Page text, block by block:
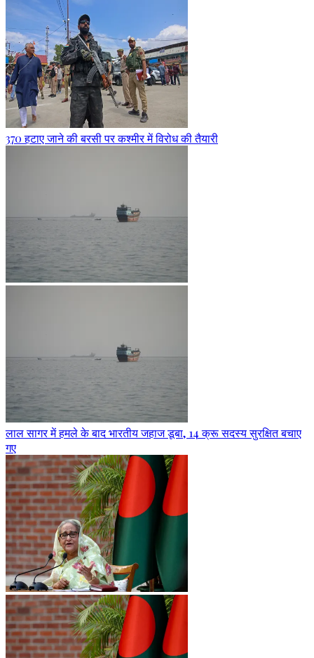
370 हटाए जाने की बरसी पर कश्मीर में विरोध की तैयारी
लाल सागर में हमले के बाद भारतीय जहाज डूबा, 14 क्रू सदस्य सुरक्षित बचाए
गए